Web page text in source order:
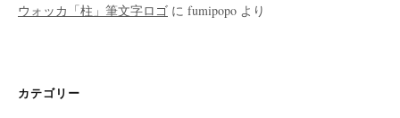
ウォッカ「柱」筆文字ロゴ に fumipopo より
カテゴリー